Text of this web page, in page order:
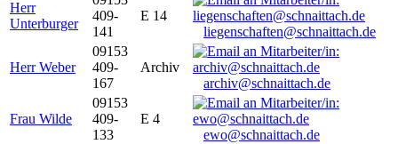
Herr
Unterburger
409-
141
E 14
liegenschaften@schnaittach.de
Herr Weber
09153
409-
167
Archiv
archiv@schnaittach.de
Frau Wilde
09153
409-
133
E 4
ewo@schnaittach.de